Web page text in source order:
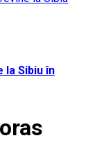
la Sibiu în